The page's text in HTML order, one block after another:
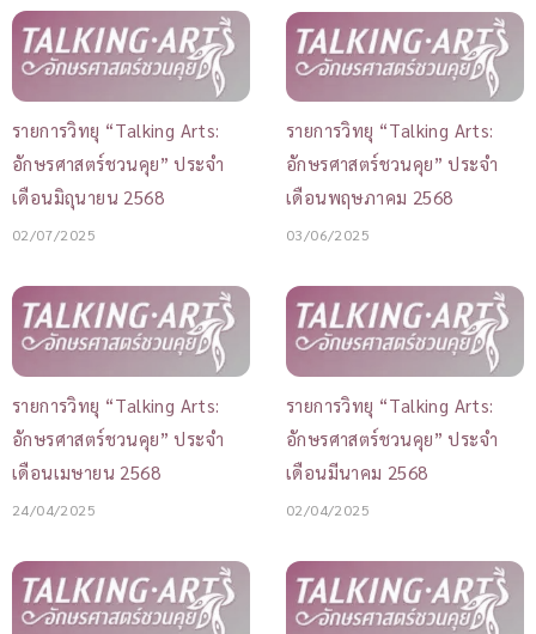
รายการวิทยุ “Talking Arts:
อักษรศาสตร์ชวนคุย” ประจำ
เดือนมิถุนายน 2568
02/07/2025
รายการวิทยุ “Talking Arts:
อักษรศาสตร์ชวนคุย” ประจำ
เดือนพฤษภาคม 2568
03/06/2025
รายการวิทยุ “Talking Arts:
อักษรศาสตร์ชวนคุย” ประจำ
เดือนเมษายน 2568
24/04/2025
รายการวิทยุ “Talking Arts:
อักษรศาสตร์ชวนคุย” ประจำ
เดือนมีนาคม 2568
02/04/2025